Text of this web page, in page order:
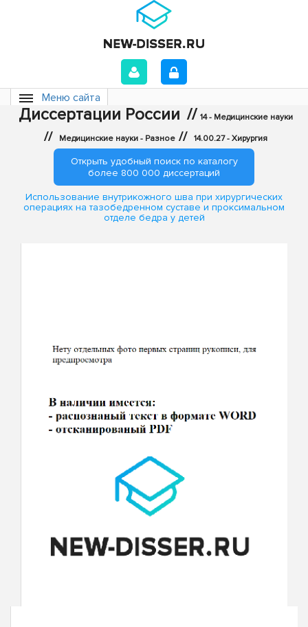
Меню сайта
Диссертации России // 14 - Медицинские науки
// Медицинские науки - Разное // 14.00.27 - Хирургия
Открыть удобный поиск по каталогу
более 800 000 диссертаций
Использование внутрикожного шва при хирургических
операциях на тазобедренном суставе и проксимальном
отделе бедра у детей